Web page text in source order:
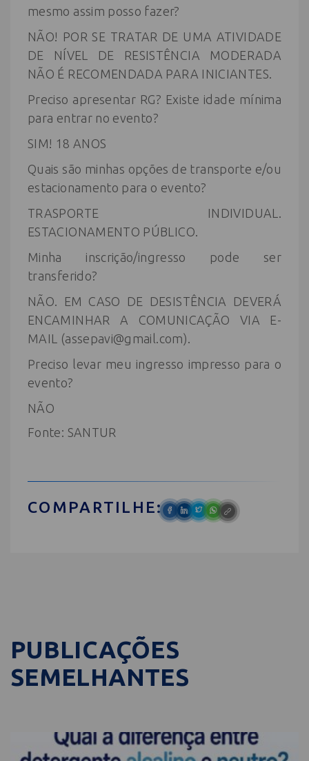
mesmo assim posso fazer?
NÃO! POR SE TRATAR DE UMA ATIVIDADE
DE NÍVEL DE RESISTÊNCIA MODERADA
NÃO É RECOMENDADA PARA INICIANTES.
Preciso apresentar RG? Existe idade mínima
para entrar no evento?
SIM! 18 ANOS
Quais são minhas opções de transporte e/ou
estacionamento para o evento?
TRASPORTE INDIVIDUAL.
ESTACIONAMENTO PÚBLICO.
Minha inscrição/ingresso pode ser
transferido?
NÃO. EM CASO DE DESISTÊNCIA DEVERÁ
ENCAMINHAR A COMUNICAÇÃO VIA E-
MAIL (assepavi@gmail.com).
Preciso levar meu ingresso impresso para o
evento?
NÃO
Fonte: SANTUR
COMPARTILHE:
PUBLICAÇÕES
SEMELHANTES